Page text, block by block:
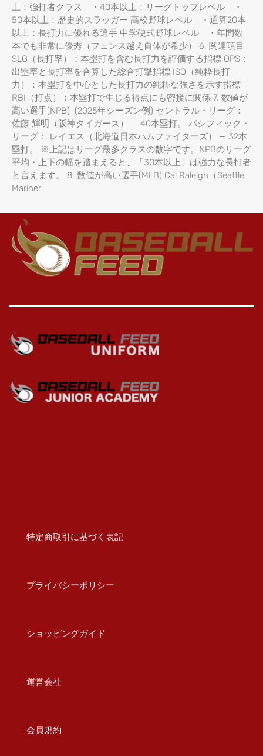
上：強打者クラス ・40本以上：リーグトップレベル ・
50本以上：歴史的スラッガー 高校野球レベル ・通算20本
以上：長打力に優れる選手 中学硬式野球レベル ・年間数
本でも非常に優秀（フェンス越え自体が希少） 6. 関連項目
SLG（長打率）：本塁打を含む長打力を評価する指標 OPS：
出塁率と長打率を合算した総合打撃指標 ISO（純粋長打
力）：本塁打を中心とした長打力の純粋な強さを示す指標
RBI（打点）：本塁打で生じる得点にも密接に関係 7. 数値が
高い選手(NPB) (2025年シーズン例) セントラル・リーグ：
佐藤 輝明（阪神タイガース） — 40本塁打。 パシフィック・
リーグ： レイエス（北海道日本ハムファイターズ） — 32本
塁打。 ※上記はリーグ最多クラスの数字です。NPBのリーグ
平均・上下の幅を踏まえると、「30本以上」は強力な長打者
と言えます。 8. 数値が高い選手(MLB) Cal Raleigh（Seattle
Mariner
特定商取引に基づく表記
プライバシーポリシー
ショッピングガイド
運営会社
会員規約